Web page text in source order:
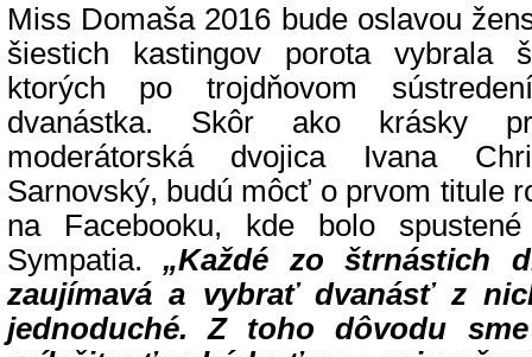
Miss Domaša 2016 bude oslavou
šiestich kastingov porota vybrala
ktorých po trojdňovom
dvanástka. Skôr ako krásky
moderátorská dvojica Ivana
Sarnovský, budú môcť o prvom titule
na Facebooku, kde bolo
Sympatia. „Každé zo štrnástich
zaujímavá a vybrať dvanásť z
jednoduché. Z toho dôvodu